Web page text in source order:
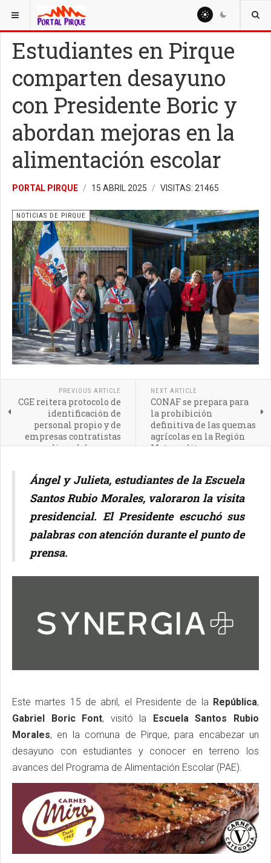
ESTÁ AQUÍ: NOTICIAS
Estudiantes en Pirque
comparten desayuno
con Presidente Boric y
abordan mejoras en la
alimentación escolar
PORTAL PIRQUE 15 ABRIL 2025 VISITAS: 21465
NOTICIAS DE PIRQUE
PREVIOUS ARTICLE
CGE reitera protocolo de
identificación de
personal propio y de
empresas contratistas
que realizan labores en
NEXT ARTICLE
CONAF se prepara para
la prohibición
definitiva de las quemas
agrícolas en la Región
Metropolitana
Ángel y Julieta, estudiantes de la Escuela
Santos Rubio Morales, valoraron la visita
presidencial. El Presidente escuchó sus
palabras con atención durante el punto de
prensa.
Este martes 15 de abril, el Presidente de la República,
Gabriel Boric Font, visitó la
Escuela Santos Rubio
Morales, en la comuna de Pirque, para encabezar un
desayuno con estudiantes y conocer en terreno los
avances del Programa de Alimentación Escolar (PAE).